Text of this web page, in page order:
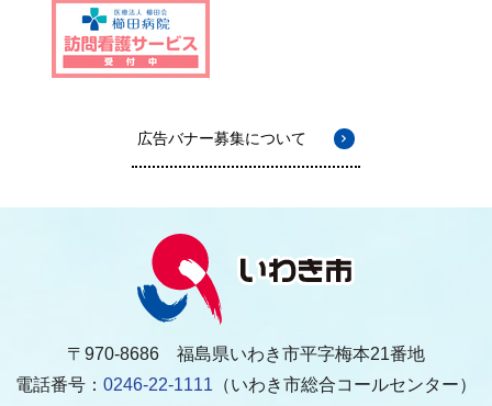
広告バナー募集について
〒970-8686 福島県いわき市平字梅本21番地
電話番号： 0246-22-1111 （いわき市総合コールセンター）